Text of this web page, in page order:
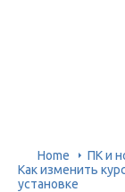
Home
ПК и
Как изменить
установке